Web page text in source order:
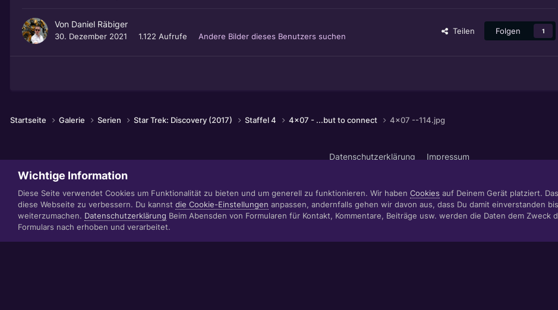
Von Daniel Räbiger
30. Dezember 2021 1.122 Aufrufe Andere Bilder dieses Benutzers suchen
Teilen Folgen 1
Startseite Galerie Serien Star Trek: Discovery (2017) Staffel 4 4x07 - ...but to connect 4x07 --114.jpg
Datenschutzerklärung Impressum
Powered by Invision Community
Wichtige Information
Diese Seite verwendet Cookies um Funktionalität zu bieten und um generell zu funktionieren. Wir haben Cookies auf Deinem Gerät platziert.
diese Webseite zu verbessern. Du kannst die Cookie-Einstellungen anpassen, andernfalls gehen wir davon aus, dass Du damit einverstanden
weiterzumachen. Datenschutzerklärung Beim Abensden von Formularen für Kontakt, Kommentare, Beiträge usw. werden die Daten dem Zweck
Formulars nach erhoben und verarbeitet.